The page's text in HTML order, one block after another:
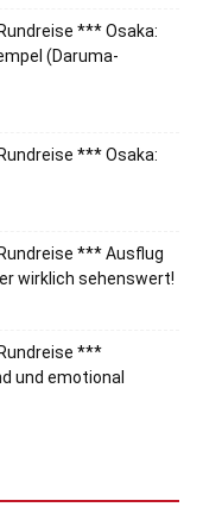
*** Osaka:
(Daruma-
*** Osaka:
*** Ausflug
wirklich sehenswert!
***
und emotional